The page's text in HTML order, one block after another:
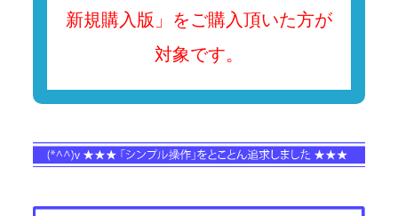
新規購入版」をご購入頂いた方が
対象です。